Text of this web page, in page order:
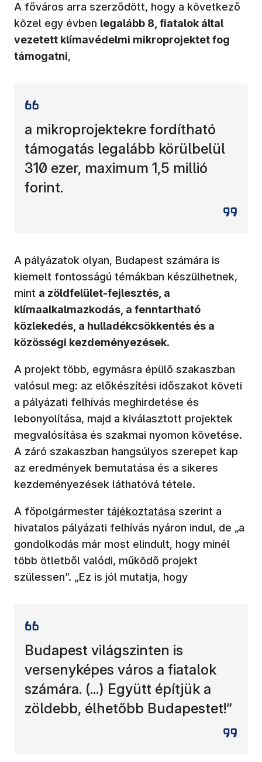
A főváros arra szerződött, hogy a következő
közel egy évben legalább 8, fiatalok által
vezetett klímavédelmi mikroprojektet fog
támogatni,
a mikroprojektekre fordítható
támogatás legalább körülbelül
310 ezer, maximum 1,5 millió
forint.
A pályázatok olyan, Budapest számára is
kiemelt fontosságú témákban készülhetnek,
mint a zöldfelület-fejlesztés, a
klímaalkalmazkodás, a fenntartható
közlekedés, a hulladékcsökkentés és a
közösségi kezdeményezések.
A projekt több, egymásra épülő szakaszban
valósul meg: az előkészítési időszakot követi
a pályázati felhívás meghirdetése és
lebonyolítása, majd a kiválasztott projektek
megvalósítása és szakmai nyomon követése.
A záró szakaszban hangsúlyos szerepet kap
az eredmények bemutatása és a sikeres
kezdeményezések láthatóvá tétele.
A főpolgármester tájékoztatása szerint a
hivatalos pályázati felhívás nyáron indul, de „a
gondolkodás már most elindult, hogy minél
több ötletből valódi, működő projekt
szülessen”. „Ez is jól mutatja, hogy
Budapest világszinten is
versenyképes város a fiatalok
számára. (...) Együtt építjük a
zöldebb, élhetőbb Budapestet!”